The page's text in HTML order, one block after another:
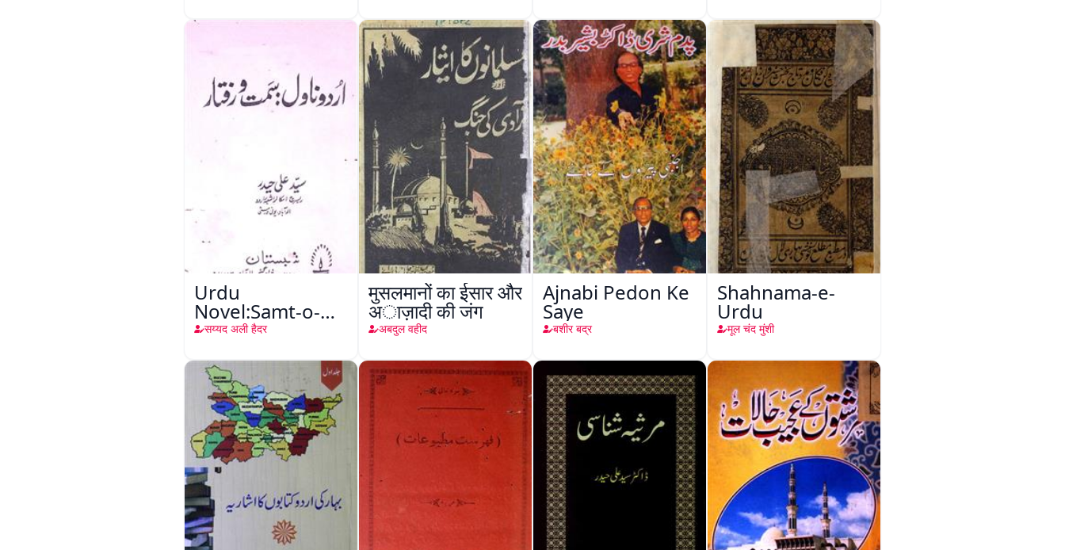
Urdu
Novel:Samt-o-
Raftar
सय्यद अली हैदर
मुसलमानों का ईसार और
अाज़ादी की जंग
अबदुल वहीद
Ajnabi Pedon Ke
Saye
बशीर बद्र
Shahnama-e-
Urdu
मूल चंद मुंशी